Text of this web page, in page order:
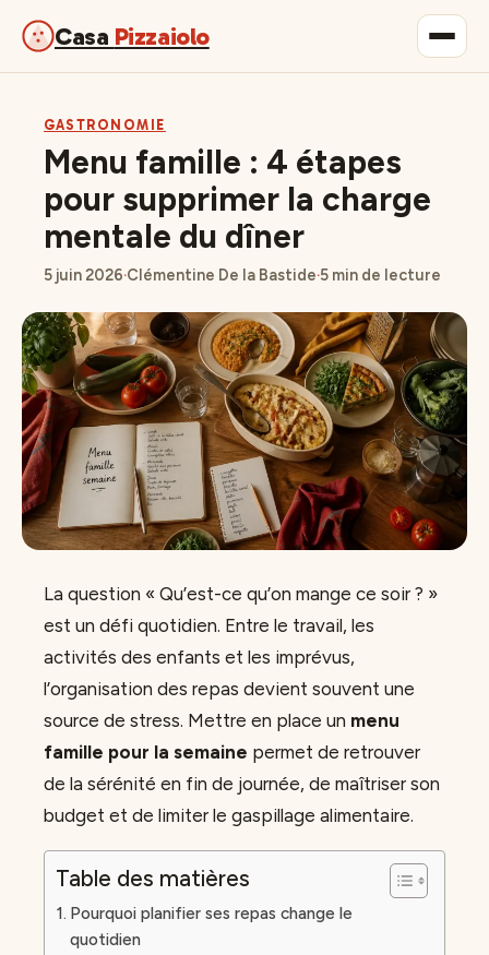
Casa Pizzaiolo
Maison & Déco
Lifestyle
GASTRONOMIE
Menu famille : 4 étapes
pour supprimer la charge
mentale du dîner
5 juin 2026·Clémentine De la Bastide·5 min de lecture
La question « Qu’est-ce qu’on mange ce soir ? »
est un défi quotidien. Entre le travail, les
activités des enfants et les imprévus,
l’organisation des repas devient souvent une
source de stress. Mettre en place un menu
famille pour la semaine permet de retrouver
de la sérénité en fin de journée, de maîtriser son
budget et de limiter le gaspillage alimentaire.
Table des matières
Pourquoi planifier ses repas change le
quotidien